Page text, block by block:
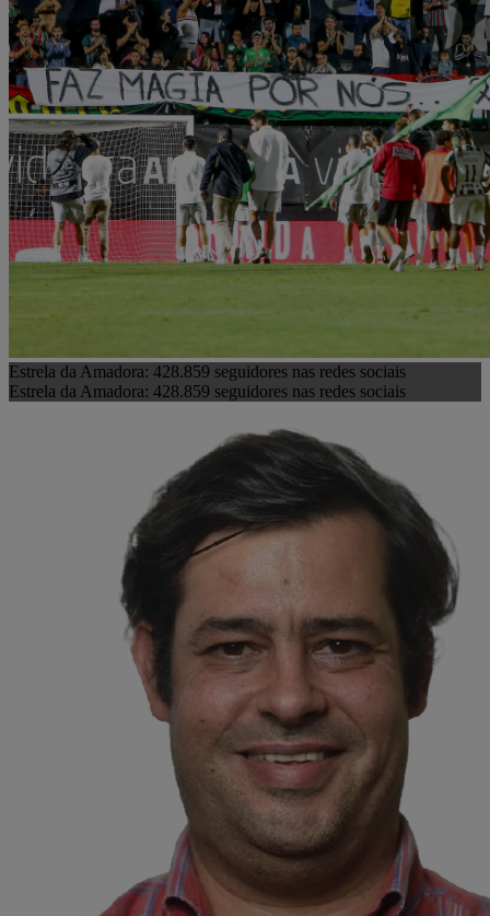
Estrela da Amadora: 428.859 seguidores nas redes sociais
Estrela da Amadora: 428.859 seguidores nas redes sociais